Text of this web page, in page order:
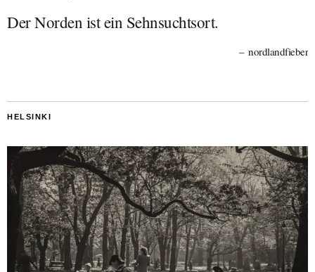
Der Norden ist ein Sehnsuchtsort.
nordlandfieber
HELSINKI